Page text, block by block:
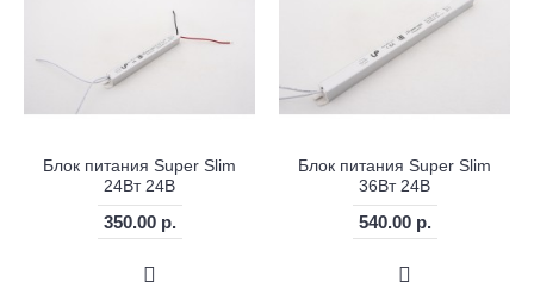
Блок питания Super Slim
24Вт 24В
350.00 р.
Блок питания Super Slim
36Вт 24В
540.00 р.